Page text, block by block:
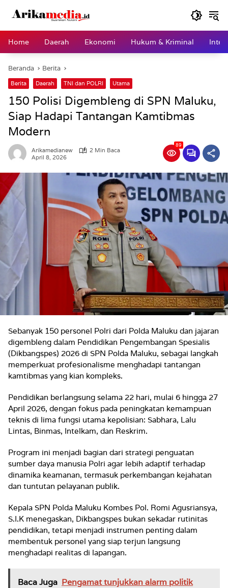
Home
Daerah Ekonomi Hukum & Kriminal
Beranda Berita
Berita Daerah TNI dan POLRI Utama
150 Polisi Digembleng di SPN Maluku,
Siap Hadapi Tantangan Kamtibmas
Modern
Arikamedianew
2 Min Baca
April 8, 2026
89
Sebanyak 150 personel Polri dari Polda Maluku dan jajaran
digembleng dalam Pendidikan Pengembangan Spesialis
(Dikbangspes) 2026 di SPN Polda Maluku, sebagai langkah
memperkuat profesionalisme menghadapi tantangan
kamtibmas yang kian kompleks.
Pendidikan berlangsung selama 22 hari, mulai 6 hingga 27
April 2026, dengan fokus pada peningkatan kemampuan
teknis di lima fungsi utama kepolisian: Sabhara, Lalu
Lintas, Binmas, Intelkam, dan Reskrim.
Program ini menjadi bagian dari strategi penguatan
sumber daya manusia Polri agar lebih adaptif terhadap
dinamika keamanan, termasuk perkembangan kejahatan
dan tuntutan pelayanan publik.
Kepala SPN Polda Maluku Kombes Pol. Romi Agusriansya,
S.I.K menegaskan, Dikbangspes bukan sekadar rutinitas
pendidikan, tetapi menjadi instrumen penting dalam
membentuk personel yang siap terjun langsung
menghadapi realitas di lapangan.
Baca Juga Pengamat tunjukkan alarm politik